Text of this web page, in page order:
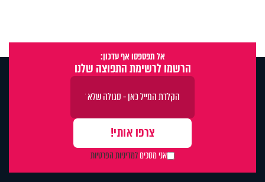
אל תפספסו אף עדכון:
הרשמו לרשימת התפוצה שלנו
אני מסכיםלמדיניות הפרטיות